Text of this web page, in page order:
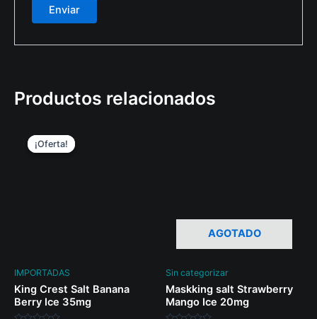
Productos relacionados
¡Oferta!
¡Oferta!
IMPORTADAS
King Crest Salt Banana
Berry Ice 35mg
price
was:
AGOTADO
Sin categorizar
Maskking salt Strawberry
Mango Ice 20mg